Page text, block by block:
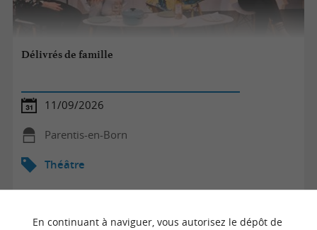
Délivrés de famille
11/09/2026
Parentis-en-Born
Théâtre
En continuant à naviguer, vous autorisez le dépôt de